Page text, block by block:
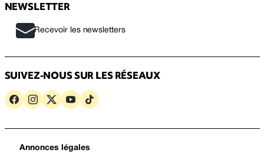
NEWSLETTER
Recevoir les newsletters
SUIVEZ-NOUS SUR LES RÉSEAUX
Annonces légales